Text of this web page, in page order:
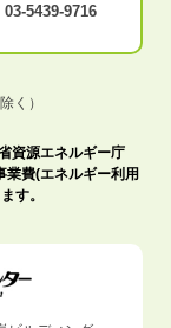
03-5439-9716
く）
資源エネルギー庁
業費(エネルギー利用
す。